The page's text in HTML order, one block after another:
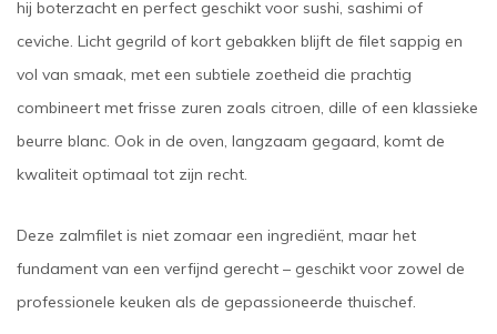
hij boterzacht en perfect geschikt voor sushi, sashimi of
ceviche. Licht gegrild of kort gebakken blijft de filet sappig en
vol van smaak, met een subtiele zoetheid die prachtig
combineert met frisse zuren zoals citroen, dille of een klassieke
beurre blanc. Ook in de oven, langzaam gegaard, komt de
kwaliteit optimaal tot zijn recht.
Deze zalmfilet is niet zomaar een ingrediënt, maar het
fundament van een verfijnd gerecht – geschikt voor zowel de
professionele keuken als de gepassioneerde thuischef.